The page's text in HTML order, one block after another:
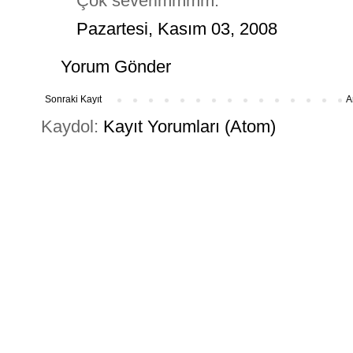
Pazartesi, Kasım 03, 2008
Yorum Gönder
Sonraki Kayıt
Kaydol: Kayıt Yorumları (Atom)